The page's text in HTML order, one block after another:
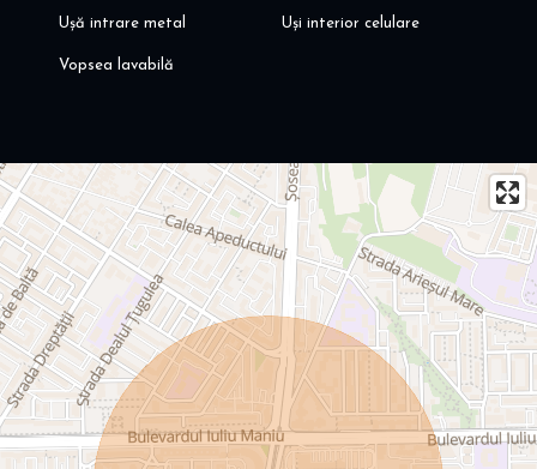
Ușă intrare metal Uși interior celulare
Vopsea lavabilă